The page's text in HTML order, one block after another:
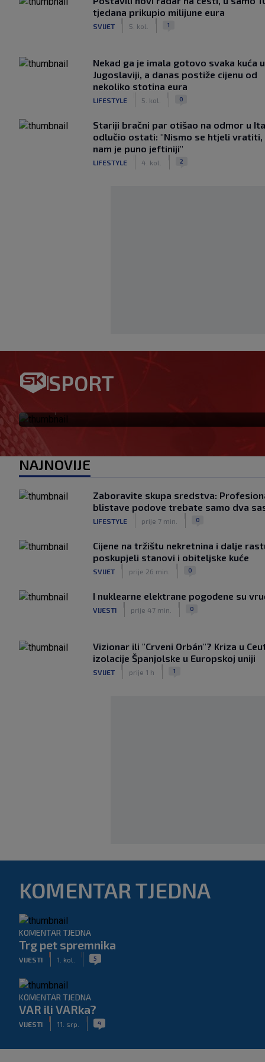
tjedana prikupio milijune eura
SVIJET 5. kol. 1
Nekad ga je imala gotovo svaka kuća u
Jugoslaviji, a danas postiže cijenu od
nekoliko stotina eura
LIFESTYLE 5. kol. 0
Stariji bračni par otišao na odmor u
odlučio ostati: "Nismo se htjeli
nam je puno jeftiniji"
LIFESTYLE 4. kol. 2
SPORT
Ovo se Hajduku nije
NAJNOVIJE
Zaboravite skupa sredstva:
blistave podove trebate samo dva
LIFESTYLE prije 7 min. 0
Cijene na tržištu nekretnina i dalje
poskupjeli stanovi i obiteljske kuće
SVIJET prije 26 min. 0
I nuklearne elektrane pogođene su
VIJESTI prije 47 min. 0
Vizionar ili "Crveni Orbán"? Kriza u
izolacije Španjolske u Europskoj uniji
SVIJET prije 1 h 1
KOMENTAR TJEDNA
KOMENTAR TJEDNA
Trg pet spremnika
VIJESTI 1. kol. 5
KOMENTAR TJEDNA
VAR ili VARka?
VIJESTI 11. srp. 4